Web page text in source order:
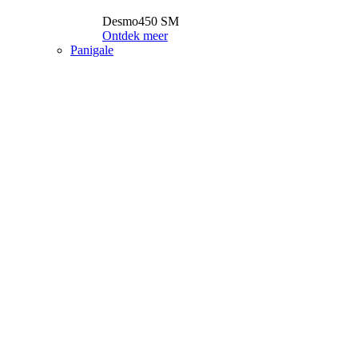
Desmo450 SM
Ontdek meer
Panigale